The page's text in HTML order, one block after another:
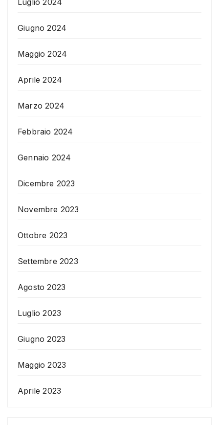
Giugno 2024
Maggio 2024
Aprile 2024
Marzo 2024
Febbraio 2024
Gennaio 2024
Dicembre 2023
Novembre 2023
Ottobre 2023
Settembre 2023
Agosto 2023
Luglio 2023
Giugno 2023
Maggio 2023
Aprile 2023